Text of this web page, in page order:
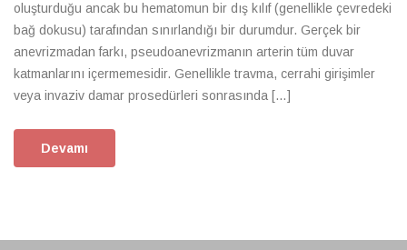
oluşturduğu ancak bu hematomun bir dış kılıf (genellikle çevredeki
bağ dokusu) tarafından sınırlandığı bir durumdur. Gerçek bir
anevrizmadan farkı, pseudoanevrizmanın arterin tüm duvar
katmanlarını içermemesidir. Genellikle travma, cerrahi girişimler
veya invaziv damar prosedürleri sonrasında […]
Devamı